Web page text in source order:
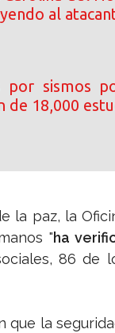
al
por sismos
de 18,000
la paz, la
"ha
86 de
que la